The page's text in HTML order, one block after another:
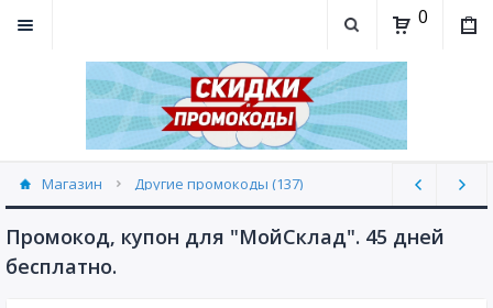
0
Магазин Другие промокоды (137)
Промокод, купон для "МойСклад". 45 дней
бесплатно.